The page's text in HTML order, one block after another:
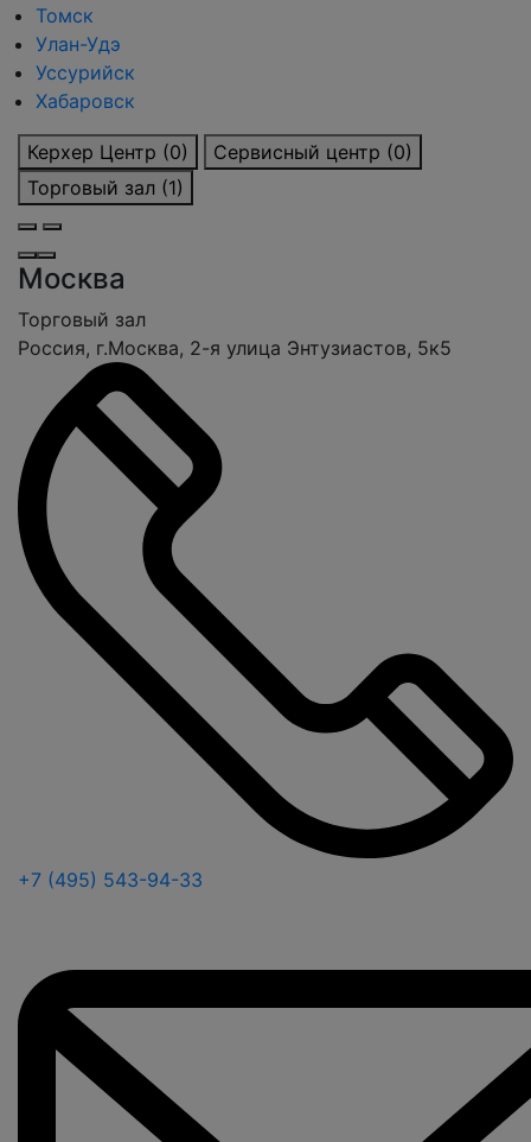
Томск
Улан-Удэ
Уссурийск
Хабаровск
Керхер Центр (0)
Сервисный центр (0)
Торговый зал (1)
Москва
Торговый зал
Россия, г.Москва, 2-я улица Энтузиастов, 5к5
+7 (495) 543-94-33